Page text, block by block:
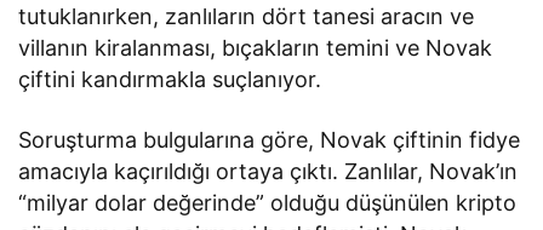
tutuklanırken, zanlıların dört tanesi aracın ve
villanın kiralanması, bıçakların temini ve Novak
çiftini kandırmakla suçlanıyor.
Soruşturma bulgularına göre, Novak çiftinin fidye
amacıyla kaçırıldığı ortaya çıktı. Zanlılar, Novak’ın
“milyar dolar değerinde” olduğu düşünülen kripto